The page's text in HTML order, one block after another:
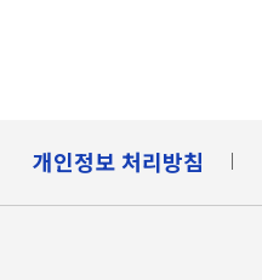
개인정보 처리방침